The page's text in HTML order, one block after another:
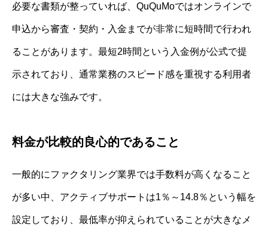
必要な書類が整っていれば、QuQuMoではオンラインで
申込から審査・契約・入金までが非常に短時間で行われ
ることがあります。最短2時間という入金例が公式で提
示されており、通常業務のスピード感を重視する利用者
には大きな強みです。
料金が比較的良心的であること
一般的にファクタリング業界では手数料が高くなること
が多い中、アクティブサポートは1％～14.8％という幅を
設定しており、最低率が抑えられていることが大きなメ